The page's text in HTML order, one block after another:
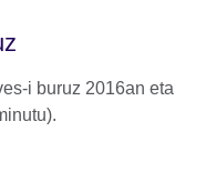
i buruz 2016an eta